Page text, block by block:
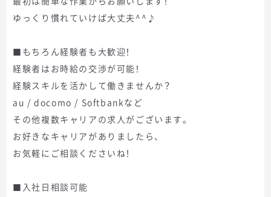
ゆっくり慣れていけば大丈夫^^♪
■もちろん経験者も大歓迎！
経験者はお時給の交渉が可能！
経験スキルを活かして働きませんか？
au / docomo / Softbankなど
その他複数キャリアの求人がございます。
お好きなキャリアがありましたら、
お気軽にご相談くださいね！
■入社日相談可能